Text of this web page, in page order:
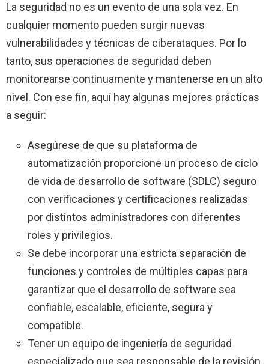
La seguridad no es un evento de una sola vez. En
cualquier momento pueden surgir nuevas
vulnerabilidades y técnicas de ciberataques. Por lo
tanto, sus operaciones de seguridad deben
monitorearse continuamente y mantenerse en un alto
nivel. Con ese fin, aquí hay algunas mejores prácticas
a seguir:
Asegúrese de que su plataforma de
automatización proporcione un proceso de ciclo
de vida de desarrollo de software (SDLC) seguro
con verificaciones y certificaciones realizadas
por distintos administradores con diferentes
roles y privilegios.
Se debe incorporar una estricta separación de
funciones y controles de múltiples capas para
garantizar que el desarrollo de software sea
confiable, escalable, eficiente, segura y
compatible.
Tener un equipo de ingeniería de seguridad
especializado que sea responsable de la revisión